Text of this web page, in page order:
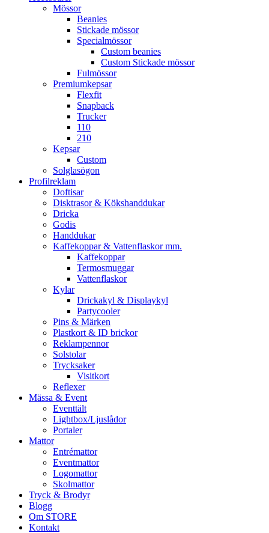
Mössor
Beanies
Stickade mössor
Specialmössor
Custom beanies
Custom Stickade mössor
Fulmössor
Premiumkepsar
Flexfit
Snapback
Trucker
110
210
Kepsar
Custom
Solglasögon
Profilreklam
Doftisar
Disktrasor & Kökshanddukar
Dricka
Godis
Handdukar
Kaffekoppar & Vattenflaskor mm.
Kaffekoppar
Termosmuggar
Vattenflaskor
Kylar
Drickakyl & Displaykyl
Partycooler
Pins & Märken
Plastkort & ID brickor
Reklampennor
Solstolar
Trycksaker
Visitkort
Reflexer
Mässa & Event
Eventtält
Lightbox/Ljuslådor
Portaler
Mattor
Entrémattor
Eventmattor
Logomattor
Skolmattor
Tryck & Brodyr
Blogg
Om STORE
Kontakt